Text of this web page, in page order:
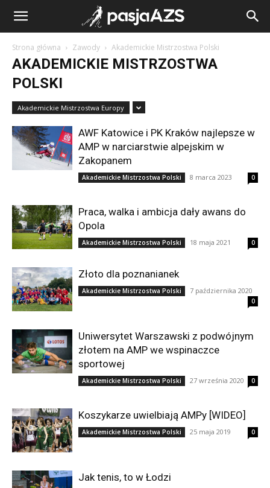
Strona główna Zawody Akademickie Mistrzostwa Polski
AKADEMICKIE MISTRZOSTWA
POLSKI
Akademickie Mistrzostwa Europy
AWF Katowice i PK Kraków najlepsze w
AMP w narciarstwie alpejskim w
Zakopanem
Akademickie Mistrzostwa Polski 8 marca 2023 0
Praca, walka i ambicja dały awans do
Opola
Akademickie Mistrzostwa Polski 18 maja 2021 0
Złoto dla poznanianek
Akademickie Mistrzostwa Polski 7 października 2020
0
Uniwersytet Warszawski z podwójnym
złotem na AMP we wspinaczce
sportowej
Akademickie Mistrzostwa Polski 27 września 2020 0
Koszykarze uwielbiają AMPy [WIDEO]
Akademickie Mistrzostwa Polski 25 maja 2019 0
Jak tenis, to w Łodzi